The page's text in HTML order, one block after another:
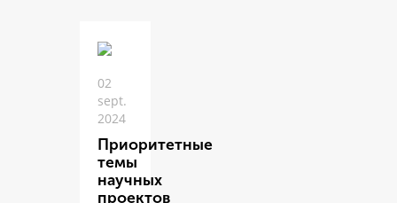
02
sept.
2024
Приоритетные
темы
научных
проектов